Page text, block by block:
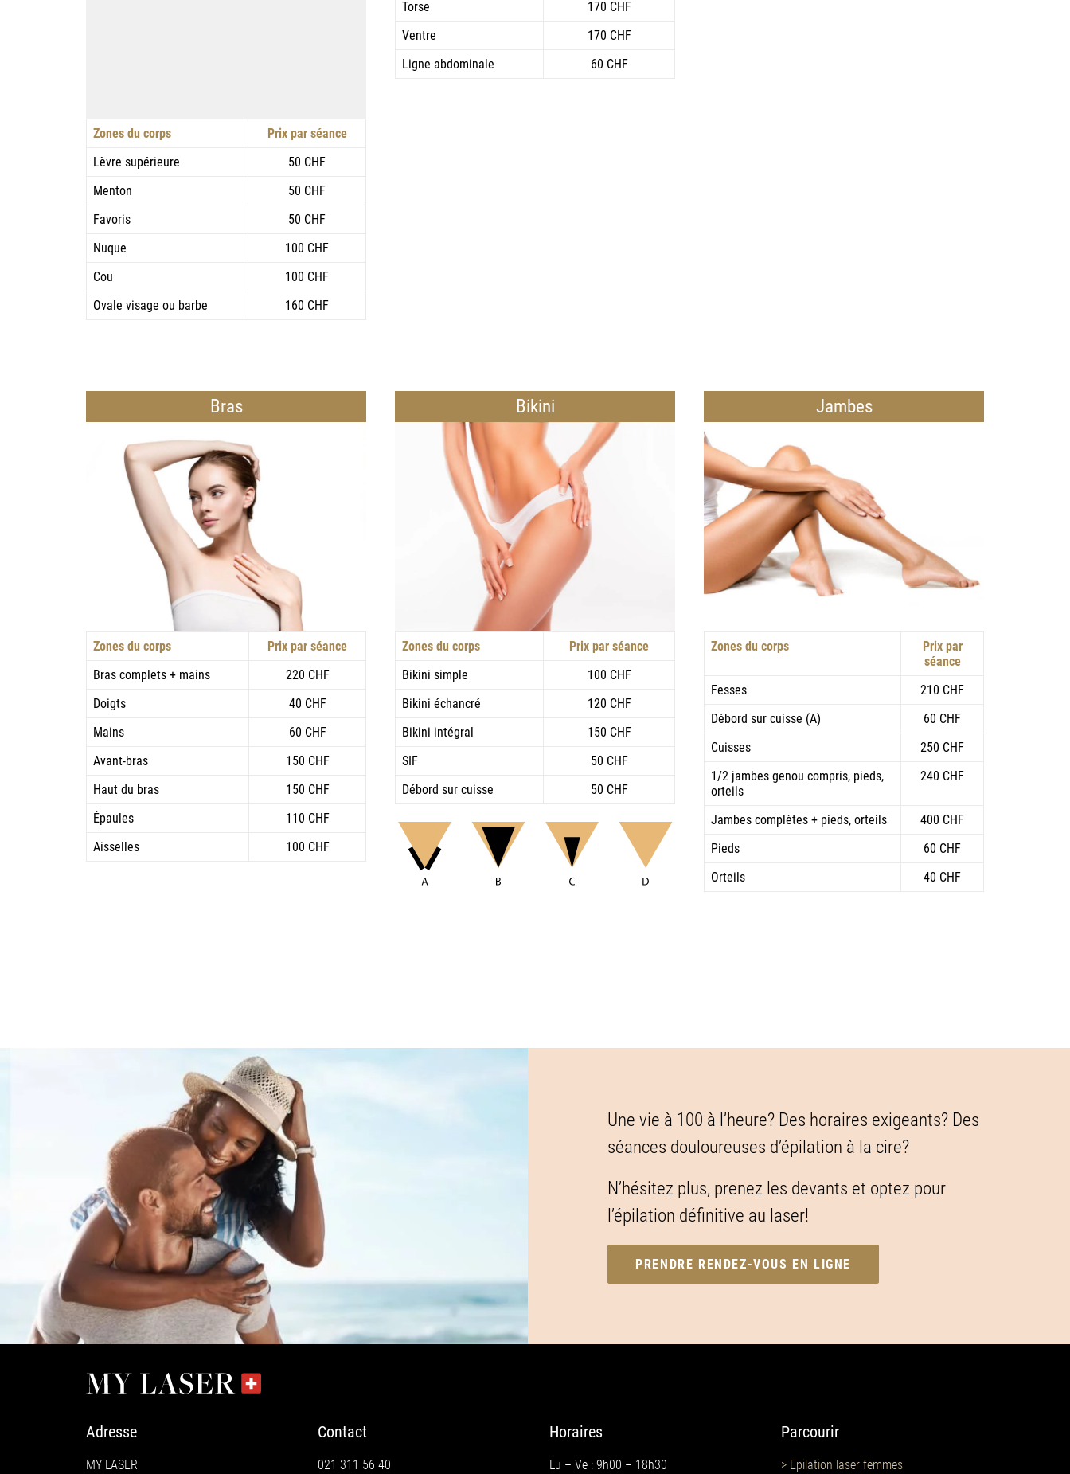
Zones du corps
Prix par séance
Lèvre supérieure
50 CHF
Menton
50 CHF
Favoris
50 CHF
Nuque
100 CHF
Cou
100 CHF
Ovale visage ou barbe
160 CHF
Torse
170 CHF
Ventre
170 CHF
Ligne abdominale
60 CHF
Bras
Zones du corps
Prix par séance
Bras complets + mains
220 CHF
Doigts
40 CHF
Mains
60 CHF
Avant-bras
150 CHF
Haut du bras
150 CHF
Épaules
110 CHF
Aisselles
100 CHF
Bikini
Zones du corps
Prix par séance
Bikini simple
100 CHF
Bikini échancré
120 CHF
Bikini intégral
150 CHF
SIF
50 CHF
Débord sur cuisse
50 CHF
Jambes
Zones du corps
Prix par
séance
Fesses
210 CHF
Débord sur cuisse (A)
60 CHF
Cuisses
250 CHF
1/2 jambes genou compris, pieds,
orteils
240 CHF
Jambes complètes + pieds, orteils
400 CHF
Pieds
60 CHF
Orteils
40 CHF
Une vie à 100 à l’heure? Des horaires exigeants? Des
séances douloureuses d’épilation à la cire?
N’hésitez plus, prenez les devants et optez pour
l’épilation définitive au laser!
PRENDRE RENDEZ-VOUS EN LIGNE
Adresse
MY LASER
Contact
021 311 56 40
Horaires
Lu – Ve : 9h00 – 18h30
Parcourir
> Epilation laser femmes